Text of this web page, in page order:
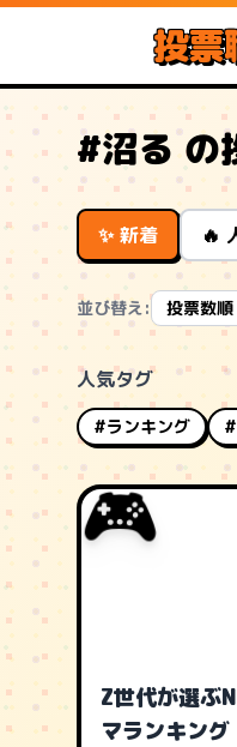
投票
#沼る の
✨ 新着 🔥
並び替え: 投票数順
人気タグ
#ランキング
🎮
Z世代が選ぶ
マランキング